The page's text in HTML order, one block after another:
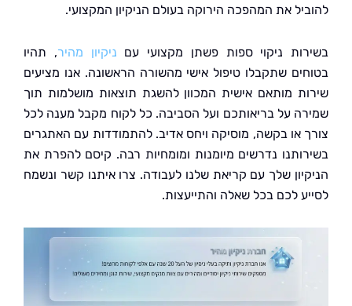
את המהפכה הירוקה בעולם הניקיון המקצועי.
ניקוי ספות פשתן מקצועי עםניקיון מהיר, תהיו
שתקבלו טיפול אישי מהשורה הראשונה. אנו מציעים
מותאם אישית המכוון להשגת תוצאות מושלמות תוך
על בריאותכם ועל הסביבה. כל לקוח מקבל מענה לכל
או בקשה, מוסיקה ויחס אדיב. להתמודדות עם האתגרים
נדרשים מיומנות ומומחיות רבה. קיסם להפרת את
שלך עם קריאת שלנו לעבודה. צרו איתנו קשר ונשמח
לכם בכל שאלה והתייעצות.